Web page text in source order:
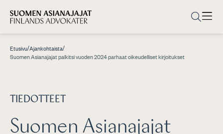
Etusivu/Ajankohtaista/
Suomen Asianajajat palkitsi vuoden 2024 parhaat oikeudelliset kirjoitukset
TIEDOTTEET
Suomen Asianajajat